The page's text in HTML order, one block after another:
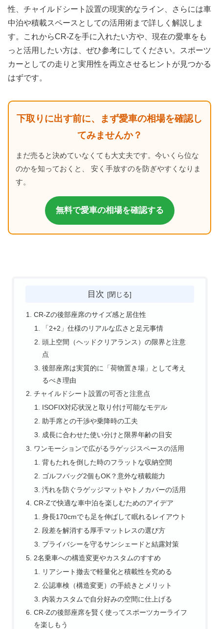
性、チャイルドシート設置の現実的なライン、さらには車
中泊や積載スペースとしての活用術まで詳しく解説しま
す。これからCR-Zを手に入れたい方や、現在の愛車をも
っと活用したい方は、ぜひ参考にしてください。スポーツ
カーとしての走りと実用性を両立させるヒントが見つかる
はずです。
下取りに出す前に、まず愛車の相場を確認し
てみませんか？
まだ売ると決めていなくても大丈夫です。今いくら位な
のかを知っておくと、 安く手放すのを防ぎやすくなりま
す。
無料で愛車の相場を確認する
目次
CR-Zの後部座席のサイズ感と居住性
「2+2」仕様のリアルな広さと足元事情
頭上空間（ヘッドクリアランス）の限界と注意
点
後部座席は実質的に「荷物置き場」として考え
るべき理由
チャイルドシート設置の可否と注意点
ISOFIX対応状況と取り付け可能なモデル
助手席との干渉や乗降時の工夫
成長に合わせた使い分けと限界年齢の目安
ワンモーションで広がるラゲッジスペースの活用
背もたれを倒した時のフラットな収納空間
ゴルフバッグ2個もOK？意外な積載能力
汚れを防ぐラゲッジマットやトノカバーの活用
CR-Zで快適な車中泊を楽しむためのアイデア
身長170cmでも足を伸ばして眠れるレイアウト
段差を解消する厚手マットレスの選び方
プライバシーを守るサンシェードと結露対策
2名乗車への構造変更やカスタムのすすめ
リアシート撤去で軽量化と積載性を究める
公認車検（構造変更）の手続きとメリット
内装カスタムで自分好みの空間に仕上げる
CR-Zの後部座席を賢く使ってスポーツカーライフ
を楽しもう